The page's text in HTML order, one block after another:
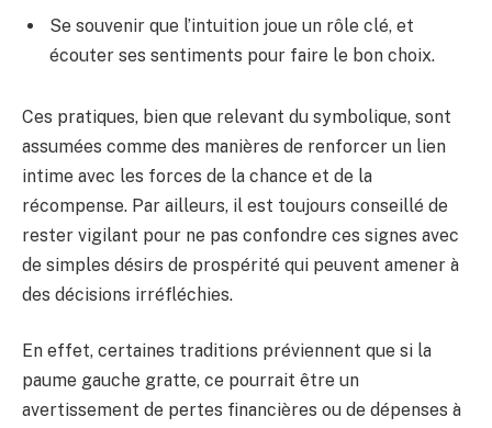
Se souvenir que l’intuition joue un rôle clé, et
écouter ses sentiments pour faire le bon choix.
Ces pratiques, bien que relevant du symbolique, sont
assumées comme des manières de renforcer un lien
intime avec les forces de la chance et de la
récompense. Par ailleurs, il est toujours conseillé de
rester vigilant pour ne pas confondre ces signes avec
de simples désirs de prospérité qui peuvent amener à
des décisions irréfléchies.
En effet, certaines traditions préviennent que si la
paume gauche gratte, ce pourrait être un
avertissement de pertes financières ou de dépenses à